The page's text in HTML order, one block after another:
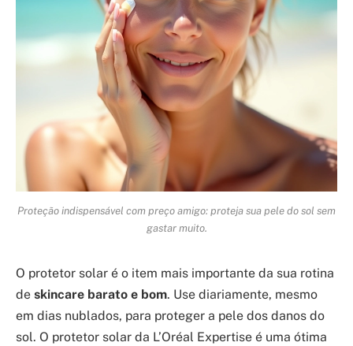
Proteção indispensável com preço amigo: proteja sua pele do sol sem
gastar muito.
O protetor solar é o item mais importante da sua rotina
de skincare barato e bom. Use diariamente, mesmo
em dias nublados, para proteger a pele dos danos do
sol. O protetor solar da L’Oréal Expertise é uma ótima